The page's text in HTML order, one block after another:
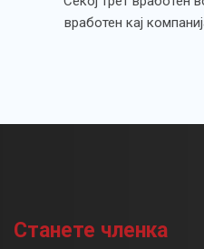
вработен кај
Станете членка